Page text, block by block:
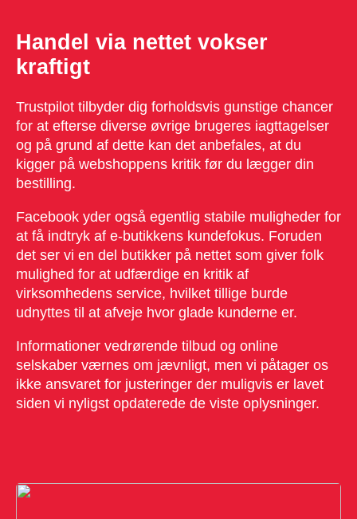
Handel via nettet vokser
kraftigt
Trustpilot tilbyder dig forholdsvis gunstige chancer
for at efterse diverse øvrige brugeres iagttagelser
og på grund af dette kan det anbefales, at du
kigger på webshoppens kritik før du lægger din
bestilling.
Facebook yder også egentlig stabile muligheder for
at få indtryk af e-butikkens kundefokus. Foruden
det ser vi en del butikker på nettet som giver folk
mulighed for at udfærdige en kritik af
virksomhedens service, hvilket tillige burde
udnyttes til at afveje hvor glade kunderne er.
Informationer vedrørende tilbud og online
selskaber værnes om jævnligt, men vi påtager os
ikke ansvaret for justeringer der muligvis er lavet
siden vi nyligst opdaterede de viste oplysninger.